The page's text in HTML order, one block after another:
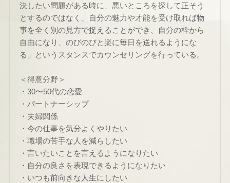
決したい問題がある時に、悪いところを探して正そう
とするのではなく、自分の魅力や才能を受け取れば物
事を全く別の見方で捉えることができ、自分の枠から
自由になり、のびのびと楽に毎日を送れるようにな
る」というスタンスでカウンセリングを行っている。
＜得意分野＞
・30〜50代の恋愛
・パートナーシップ
・夫婦関係
・今の仕事を気分よくやりたい
・職場の苦手な人を減らしたい
・言いたいことを言えるようになりたい
・自分の良さを表現できるようになりたい
・いつも前向きな人生にしたい